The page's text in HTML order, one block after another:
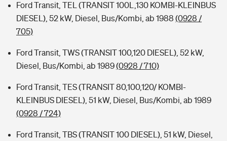
Ford Transit, TEL (TRANSIT 100L,130 KOMBI-KLEINBUS
DIESEL), 52 kW, Diesel, Bus/Kombi, ab 1988 (0928 /
705)
Ford Transit, TWS (TRANSIT 100,120 DIESEL), 52 kW,
Diesel, Bus/Kombi, ab 1989(0928 / 710)
Ford Transit, TES (TRANSIT 80,100,120/ KOMBI-
KLEINBUS DIESEL), 51 kW, Diesel, Bus/Kombi, ab 1989
(0928 / 724)
Ford Transit, TBS (TRANSIT 100 DIESEL), 51 kW, Diesel,